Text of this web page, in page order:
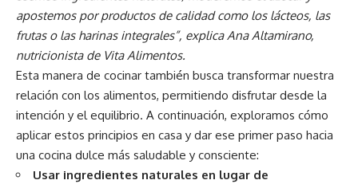
apostemos por productos de calidad como los lácteos, las
frutas o las harinas integrales”, explica Ana Altamirano,
nutricionista de Vita Alimentos.
Esta manera de cocinar también busca transformar nuestra
relación con los alimentos, permitiendo disfrutar desde la
intención y el equilibrio. A continuación, exploramos cómo
aplicar estos principios en casa y dar ese primer paso hacia
una cocina dulce más saludable y consciente:
Usar ingredientes naturales en lugar de